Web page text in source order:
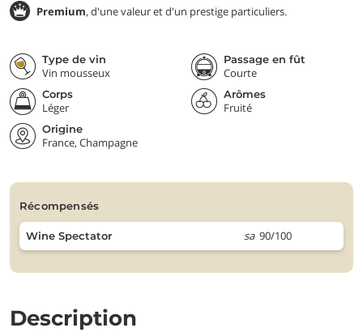
Premium, d'une valeur et d'un prestige particuliers.
Type de vin
Vin mousseux
Passage en fût
Courte
Corps
Léger
Arômes
Fruité
Origine
France, Champagne
récompensés
Wine Spectator sa 90/100
Description